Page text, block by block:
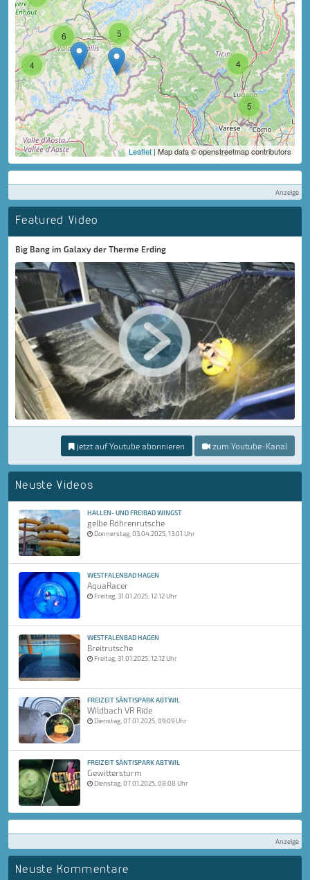
5
4
4
6 5
Leaflet | Map data © openstreetmap contributors
Anzeige
Featured Video
Big Bang im Galaxy der Therme Erding
jetzt auf Youtube abonnieren zum Youtube-Kanal
Neuste Videos
HALLEN- UND FREIBAD WINGST
gelbe Röhrenrutsche
Donnerstag, 03.04.2025, 13:01 Uhr
WESTFALENBAD HAGEN
AquaRacer
Freitag, 31.01.2025, 12:12 Uhr
WESTFALENBAD HAGEN
Breitrutsche
Freitag, 31.01.2025, 12:12 Uhr
FREIZEIT SÄNTISPARK ABTWIL
Wildbach VR Ride
Dienstag, 07.01.2025, 09:09 Uhr
FREIZEIT SÄNTISPARK ABTWIL
Gewittersturm
Dienstag, 07.01.2025, 08:08 Uhr
Anzeige
Neuste Kommentare